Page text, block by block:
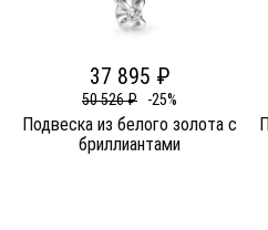
37 895 ₽
50 526 ₽ -25%
Подвеска из белого золота c
бриллиантами